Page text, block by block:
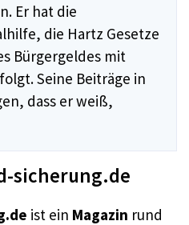
Er hat die
die Hartz Gesetze
Bürgergeldes mit
Seine Beiträge in
dass er weiß,
sicherung.de
ist ein Magazin rund